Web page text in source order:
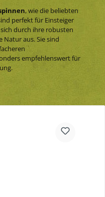
, wie die beliebten
perfekt für Einsteiger
durch ihre robusten
Natur aus. Sie sind
empfehlenswert für